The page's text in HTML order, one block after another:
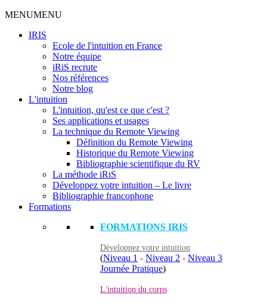
MENUMENU
IRIS
Ecole de l'intuition en France
Notre équipe
iRiS recrute
Nos références
Notre blog
L'intuition
L'intuition, qu'est ce que c'est ?
Ses applications et usages
La technique du Remote Viewing
Définition du Remote Viewing
Historique du Remote Viewing
Bibliographie scientifique du RV
La méthode iRiS
Développez votre intuition – Le livre
Bibliographie francophone
Formations
FORMATIONS IRIS
Développez votre intuition
(Niveau 1 - Niveau 2 - Niveau 3
Journée Pratique)
L'intuition du corps